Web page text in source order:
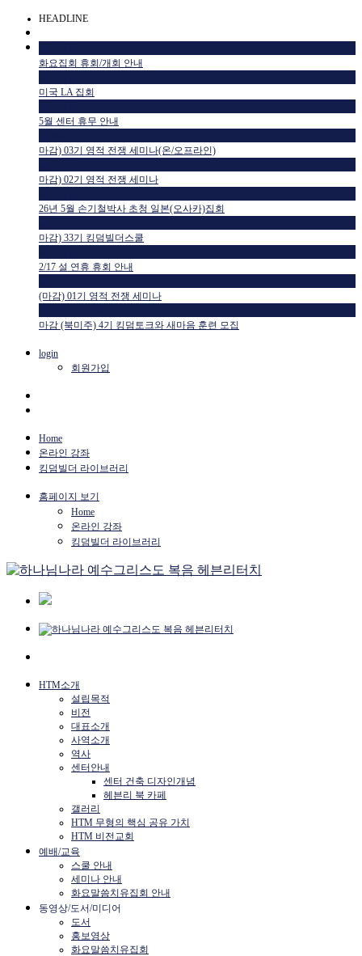
HEADLINE
화요집회 휴회/개회 안내
미국 LA 집회
5월 센터 휴무 안내
마감) 03기 영적 전쟁 세미나(온/오프라인)
마감) 02기 영적 전쟁 세미나
26년 5월 손기철박사 초청 일본(오사카)집회
마감) 33기 킹덤빌더스쿨
2/17 설 연휴 휴회 안내
(마감) 01기 영적 전쟁 세미나
마감 (북미주) 4기 킹덤토크와 새마음 훈련 모집
login
회원가입
Home
온라인 강좌
킹덤빌더 라이브러리
홈페이지 보기
Home
온라인 강좌
킹덤빌더 라이브러리
HTM소개
설립목적
비전
대표소개
사역소개
역사
센터안내
센터 건축 디자인개념
헤븐리 북 카페
갤러리
HTM 무형의 핵심 공유 가치
HTM 비전교회
예배/교육
스쿨 안내
세미나 안내
화요말씀치유집회 안내
동영상/도서/미디어
도서
홍보영상
화요말씀치유집회